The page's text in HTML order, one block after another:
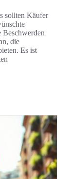
sollten Käufer
Beschwerden
die
Es ist